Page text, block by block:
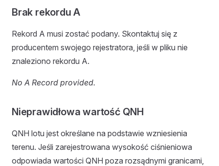
Brak rekordu A
Rekord A musi zostać podany. Skontaktuj się z
producentem swojego rejestratora, jeśli w pliku nie
znaleziono rekordu A.
No A Record provided.
Nieprawidłowa wartość QNH
QNH lotu jest określane na podstawie wzniesienia
terenu. Jeśli zarejestrowana wysokość ciśnieniowa
odpowiada wartości QNH poza rozsądnymi granicami,